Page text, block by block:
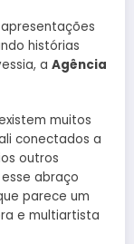
histórias
a Agência
muitos
conectados a
outros
abraço
parece um
e multiartista